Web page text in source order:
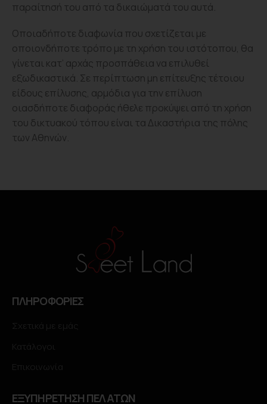
παραίτησή του από τα δικαιώματά του αυτά.
Οποιαδήποτε διαφωνία που σχετίζεται με
οποιονδήποτε τρόπο με τη χρήση του ιστότοπου, θα
γίνεται κατ’ αρχάς προσπάθεια να επιλυθεί
εξωδικαστικά. Σε περίπτωση μη επίτευξης τέτοιου
είδους επίλυσης, αρμόδια για την επίλυση
οιασδήποτε διαφοράς ήθελε προκύψει από τη χρήση
του δικτυακού τόπου είναι τα Δικαστήρια της πόλης
των Αθηνών.
ΠΛΗΡΟΦΟΡΙΕΣ
ΕΞΥΠΗΡΕΤΗΣΗ ΠΕΛΑΤΩΝ